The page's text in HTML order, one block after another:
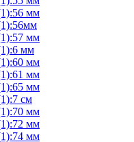
мм
мм
мм
мм
мм
мм
см
мм
мм
мм